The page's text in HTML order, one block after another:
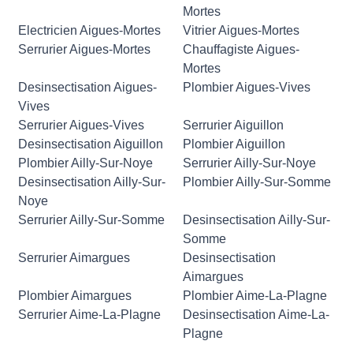
Mortes
Electricien Aigues-Mortes
Vitrier Aigues-Mortes
Serrurier Aigues-Mortes
Chauffagiste Aigues-
Mortes
Desinsectisation Aigues-
Vives
Plombier Aigues-Vives
Serrurier Aigues-Vives
Serrurier Aiguillon
Desinsectisation Aiguillon
Plombier Aiguillon
Plombier Ailly-Sur-Noye
Serrurier Ailly-Sur-Noye
Desinsectisation Ailly-Sur-
Noye
Plombier Ailly-Sur-Somme
Serrurier Ailly-Sur-Somme
Desinsectisation Ailly-Sur-
Somme
Serrurier Aimargues
Desinsectisation
Aimargues
Plombier Aimargues
Plombier Aime-La-Plagne
Serrurier Aime-La-Plagne
Desinsectisation Aime-La-
Plagne